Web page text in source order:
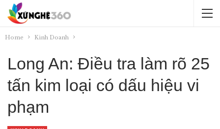
Home Kinh Doanh
Long An: Điều tra làm rõ 25
tấn kim loại có dấu hiệu vi
phạm